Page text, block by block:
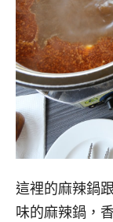
這裡的麻辣鍋
味的麻辣鍋，